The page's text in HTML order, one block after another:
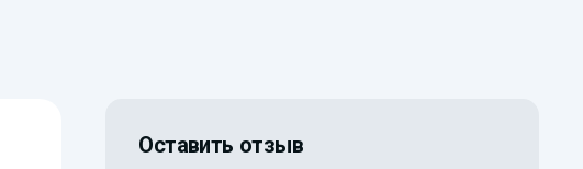
Оставить отзыв